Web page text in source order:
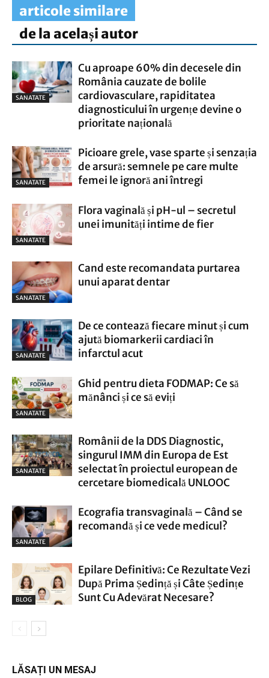
articole similare
de la același autor
SANATATE
Cu aproape 60% din decesele din
România cauzate de bolile
cardiovasculare, rapiditatea
diagnosticului în urgențe devine o
prioritate națională
SANATATE
Picioare grele, vase sparte și senzația
de arsură: semnele pe care multe
femei le ignoră ani întregi
SANATATE
Flora vaginală și pH-ul – secretul
unei imunități intime de fier
SANATATE
Cand este recomandata purtarea
unui aparat dentar
SANATATE
De ce contează fiecare minut și cum
ajută biomarkerii cardiaci în
infarctul acut
SANATATE
Ghid pentru dieta FODMAP: Ce să
mănânci și ce să eviți
SANATATE
Românii de la DDS Diagnostic,
singurul IMM din Europa de Est
selectat în proiectul european de
cercetare biomedicală UNLOOC
SANATATE
Ecografia transvaginală – Când se
recomandă și ce vede medicul?
BLOG
Epilare Definitivă: Ce Rezultate Vezi
După Prima Ședință și Câte Ședințe
Sunt Cu Adevărat Necesare?
LĂSAȚI UN MESAJ